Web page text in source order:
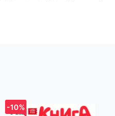
переплет, твердый
белые иллюстрации.
11 лет, вариант 2» -
приобретение. Для вашего
-10%